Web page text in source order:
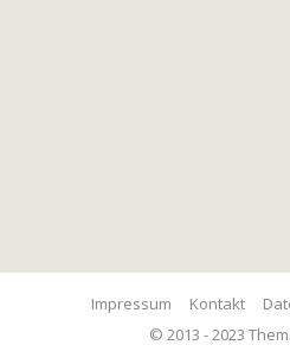
© 2013 - 2023
Impressum Kontakt